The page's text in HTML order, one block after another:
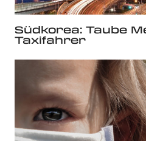
Südkorea: Taube
Taxifahrer